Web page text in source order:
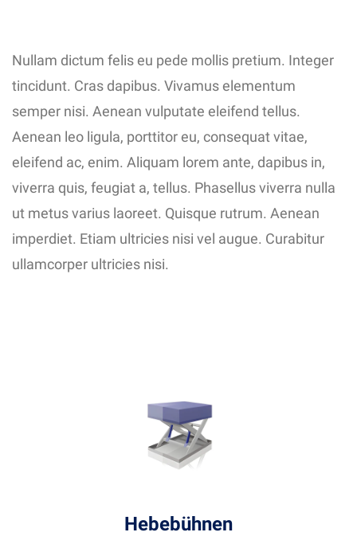
Nullam dictum felis eu pede mollis pretium. Integer
tincidunt. Cras dapibus. Vivamus elementum
semper nisi. Aenean vulputate eleifend tellus.
Aenean leo ligula, porttitor eu, consequat vitae,
eleifend ac, enim. Aliquam lorem ante, dapibus in,
viverra quis, feugiat a, tellus. Phasellus viverra nulla
ut metus varius laoreet. Quisque rutrum. Aenean
imperdiet. Etiam ultricies nisi vel augue. Curabitur
ullamcorper ultricies nisi.
Hebebühnen